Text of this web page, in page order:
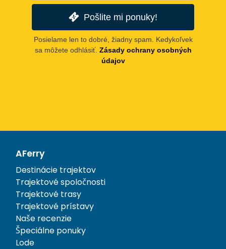
Pošlite mi ponuky!
Posielame len to dobré, žiadny spam. Kedykoľvek
sa môžete odhlásiť. Zásady ochrany osobných
údajov
AFerry
Destinácie trajektov
Trajektové spoločnosti
Trajektové trasy
Trajektové prístavy
Naše recenzie
Špeciálne ponuky
Lode